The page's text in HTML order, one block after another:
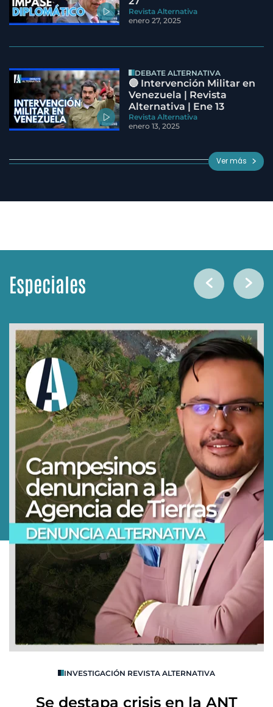
Revista Alternativa
enero 27, 2025
DEBATE ALTERNATIVA
🔵 Intervención Militar en
Venezuela | Revista
Alternativa | Ene 13
Revista Alternativa
enero 13, 2025
Ver más
Especiales
INVESTIGACIÓN REVISTA ALTERNATIVA
Se destapa crisis en la ANT